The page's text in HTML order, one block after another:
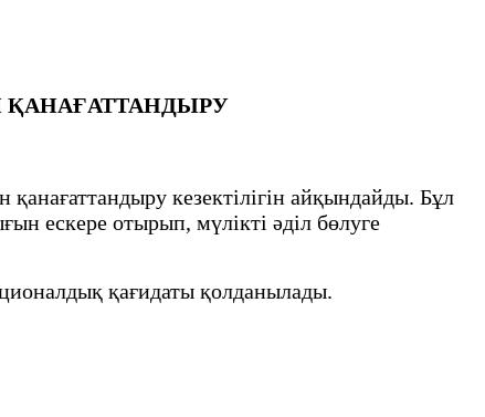
ҚАНАҒАТТАНДЫРУ
кезектілігін айқындайды. Бұл
ескере отырып, мүлікті әділ бөлуге
қағидаты қолданылады.